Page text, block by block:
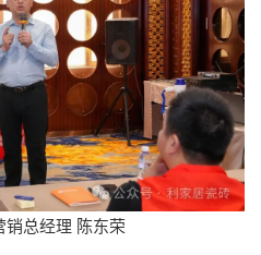
销总经理 陈东荣